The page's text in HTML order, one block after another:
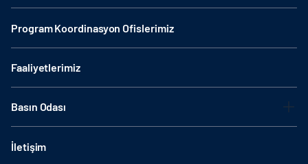
Program Koordinasyon Ofislerimiz
Faaliyetlerimiz
Basın Odası
İletişim